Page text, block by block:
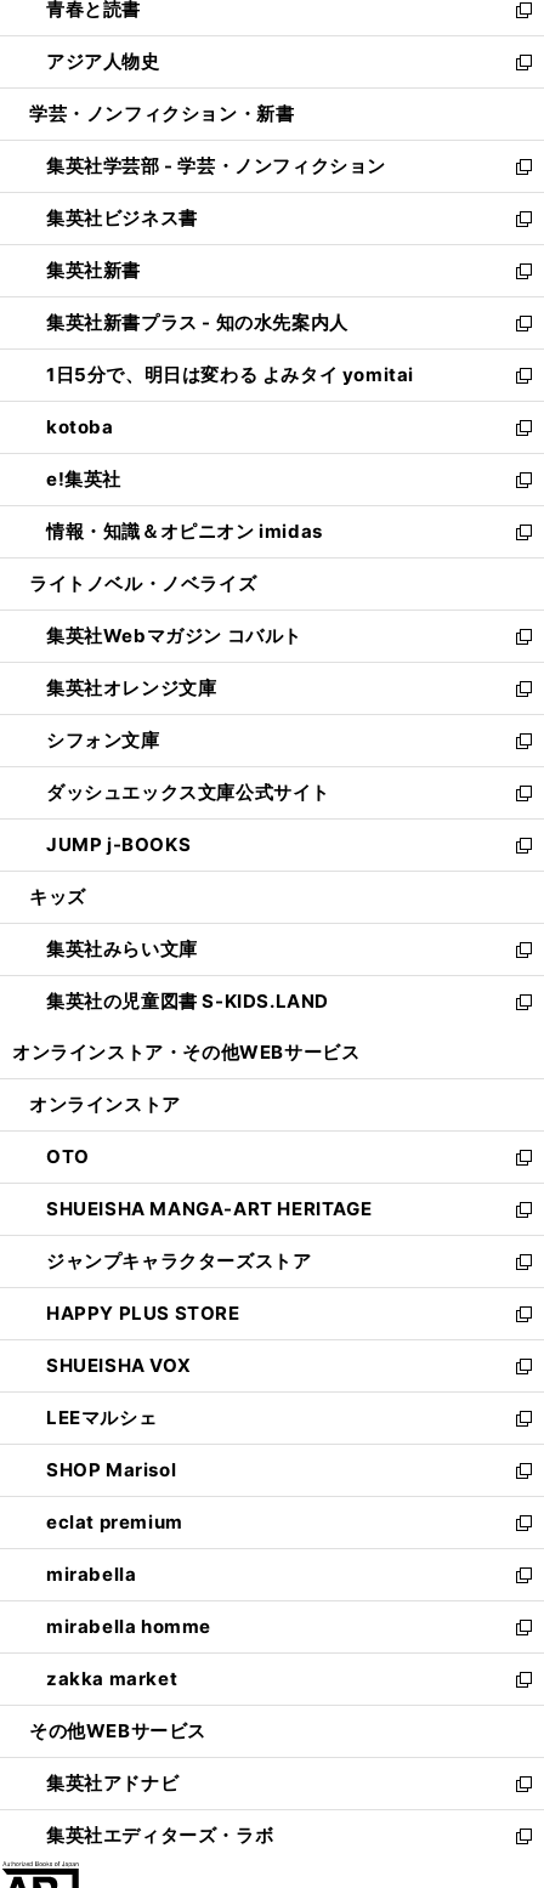
で
開
く
ド
ウ
で
開
ィ
ン
ド
ウ
開
く
い
ウ
ィ
ン
ウ
で
開
く
青春と読書
新
し
い
ウ
ン
ド
ウ
で
開
く
アジア人物史
新
し
ウ
ィ
ン
ド
ウ
で
開
く
学芸・ノンフィクション・新書
集英社学芸部 - 学芸・ノンフィクション
新
し
い
ウ
ィ
ン
ド
ウ
で
開
く
集英社ビジネス書
新
し
い
ウ
ィ
ン
ド
ウ
で
開
く
集英社新書
新
し
い
ウ
ィ
ン
ド
ウ
で
開
く
集英社新書プラス - 知の水先案内人
新
し
い
ウ
ィ
ン
ド
ウ
で
開
1日5分で、明日は変わる よみタイ yomitai
新
し
い
ウ
ィ
ン
ド
ウ
開
く
kotoba
新
し
い
ウ
ィ
ン
ウ
で
開
く
e!集英社
新
し
い
ウ
ン
ド
ウ
で
開
く
情報・知識＆オピニオン imidas
新
し
ウ
ィ
ン
ド
ウ
で
開
く
ライトノベル・ノベライズ
集英社Webマガジン コバルト
新
し
い
ウ
ィ
ン
ド
ウ
で
開
集英社オレンジ文庫
新
し
い
ウ
ィ
ン
ド
ウ
開
く
シフォン文庫
新
し
い
ウ
ィ
ン
ウ
で
開
く
ダッシュエックス文庫公式サイト
新
し
い
ウ
ン
ド
ウ
で
JUMP j-BOOKS
新
し
ウ
ィ
ン
ド
開
キッズ
集英社みらい文庫
新
し
い
ン
ウ
で
開
く
集英社の児童図書 S-KIDS.LAND
新
ウ
ン
ド
ウ
で
開
く
オンラインストア・ その他WEBサービス
オンラインストア
OTO
新
し
い
ウ
ィ
ン
ド
ウ
で
開
く
SHUEISHA MANGA-ART HERITAGE
新
し
い
ウ
ィ
ン
ド
ウ
で
開
く
ジャンプキャラクターズストア
新
し
い
ウ
ィ
ン
ド
ウ
で
開
く
HAPPY PLUS STORE
新
し
い
ウ
ィ
ン
ド
ウ
で
開
く
SHUEISHA VOX
新
し
い
ウ
ィ
ン
ド
ウ
で
開
く
LEEマルシェ
新
し
い
ウ
ィ
ン
ド
ウ
で
開
く
SHOP Marisol
新
し
い
ウ
ィ
ン
ド
ウ
で
開
eclat premium
新
し
い
ウ
ィ
ン
ド
ウ
開
く
mirabella
新
し
い
ウ
ィ
ン
ウ
で
開
く
mirabella homme
新
し
い
ウ
ン
ド
ウ
で
zakka market
新
し
ウ
ィ
ン
ド
その他WEBサービス
集英社アドナビ
新
し
い
集英社エディターズ・ラボ
新